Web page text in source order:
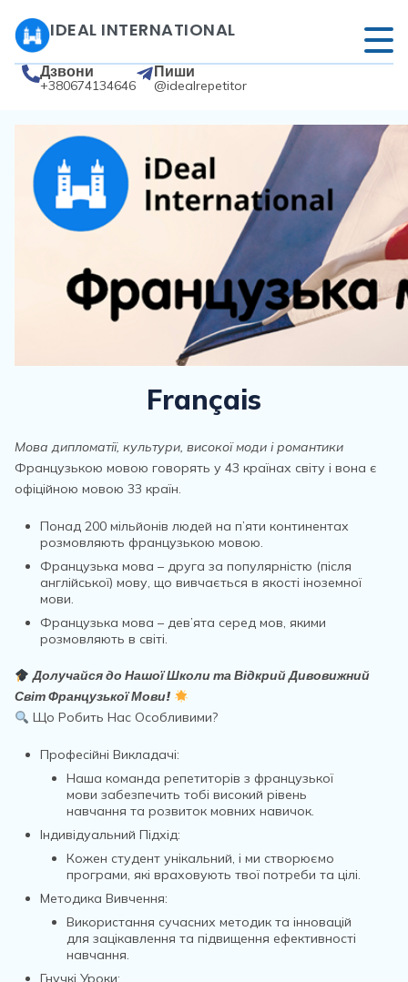
IDEAL INTERNATIONAL
Дзвони
+380674134646
Пиши
@idealrepetitor
Français
Мова дипломатії, культури, високої моди і романтики
Французькою мовою говорять у 43 країнах світу і вона є
офіційною мовою 33 країн.
Понад 200 мільйонів людей на п’яти континентах
розмовляють французькою мовою.
Французька мова – друга за популярністю (після
англійської) мову, що вивчається в якості іноземної
мови.
Французька мова – дев’ята серед мов, якими
розмовляють в світі.
Долучайся до Нашої Школи та Відкрий Дивовижний
Світ Французької Мови!
Що Робить Нас Особливими?
Професійні Викладачі:
Наша команда репетиторів з французької
мови забезпечить тобі високий рівень
навчання та розвиток мовних навичок.
Індивідуальний Підхід:
Кожен студент унікальний, і ми створюємо
програми, які враховують твої потреби та цілі.
Методика Вивчення:
Використання сучасних методик та інновацій
для зацікавлення та підвищення ефективності
навчання.
Гнучкі Уроки: